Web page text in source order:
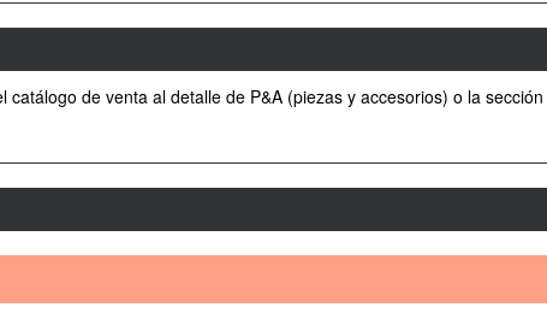
de venta al detalle de P&A (piezas y accesorios) o la